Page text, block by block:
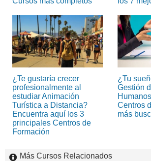
¿Te gustaría crecer
profesionalmente al
estudiar Animación
Turística a Distancia?
Encuentra aquí los 3
principales Centros de
Formación
¿Tu
Gestión
Centros
más
Más Cursos Relacionados